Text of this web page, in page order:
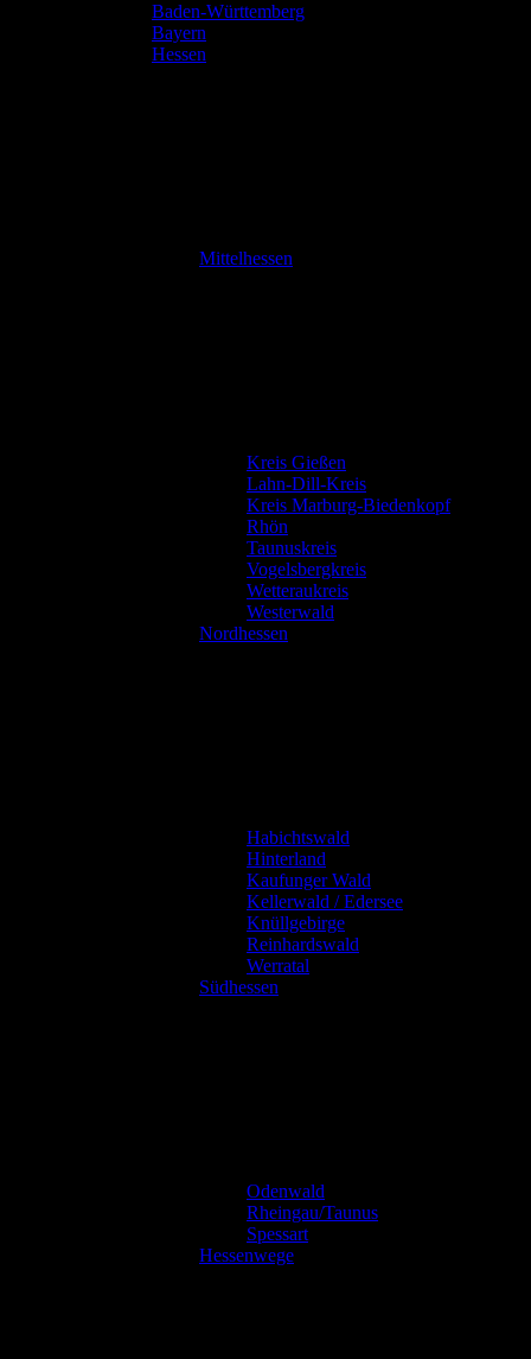
Baden-Württemberg
Bayern
Hessen
Mittelhessen
Kreis Gießen
Lahn-Dill-Kreis
Kreis Marburg-Biedenkopf
Rhön
Taunuskreis
Vogelsbergkreis
Wetteraukreis
Westerwald
Nordhessen
Habichtswald
Hinterland
Kaufunger Wald
Kellerwald / Edersee
Knüllgebirge
Reinhardswald
Werratal
Südhessen
Odenwald
Rheingau/Taunus
Spessart
Hessenwege